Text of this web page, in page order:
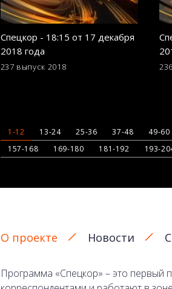
Спецкор - 18:15 от 17 декабря
2018 года
237 выпуск 2018
1-12 13-24 25-36 37-48 49-60
157-168
169-180 181-192 193-
О проекте Новости
Программа «Спецкор» – это первый